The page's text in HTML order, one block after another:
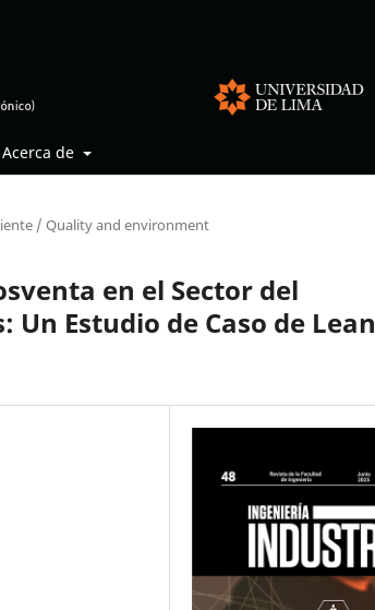
Acerca de
/ Quality and environment
en el Sector del
Estudio de Caso de Lean